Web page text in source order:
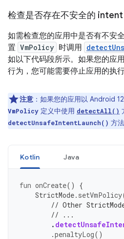
检查是否存在不安全的 intent
如需检查您的应用中是否有不安
置 VmPolicy 时调用
如以下代码段所示。如果您的应
行为，您可能需要停止应用的执
注意 ： 如果您的应用以 Android
VmPolicy 定义中使用 detectAll()
detectUnsafeIntentLaunch() 方法
Kotlin Java
fun onCreate()
{
StrictMode. setVmPolicy
// Other
// ...
.
.penaltyLog()